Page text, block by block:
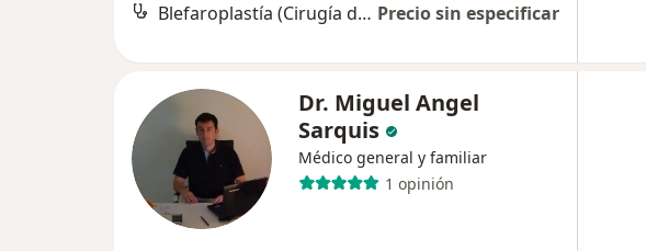
Blefaroplastía (Cirugía de los párpados) Precio sin especificar
Dr. Miguel Angel
Sarquis
Médico general y familiar
1 opinión